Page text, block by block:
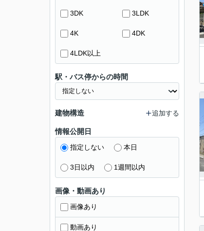
3DK 3LDK
4K 4DK
4LDK以上
駅・バス停からの時間
建物構造 追加する
情報公開日
指定しない 本日
3日以内 1週間以内
画像・動画あり
画像あり
動画あり